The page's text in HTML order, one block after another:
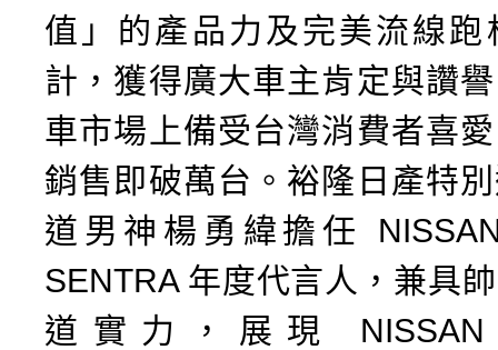
值」的產品力及完美流線跑
計，獲得廣大車主肯定與讚
車市場上備受台灣消費者喜
銷售即破萬台。裕隆日產特
道男神楊勇緯擔任
SENTRA 年度代言人，兼具
道實力，展現 NISSAN